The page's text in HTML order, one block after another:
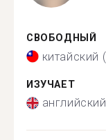
СВОБОДНЫЙ
китайский
ИЗУЧАЕТ
английский